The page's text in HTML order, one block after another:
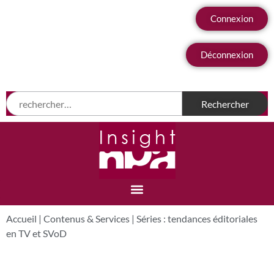
Connexion
Déconnexion
Accueil | Contenus & Services | Séries : tendances éditoriales
en TV et SVoD